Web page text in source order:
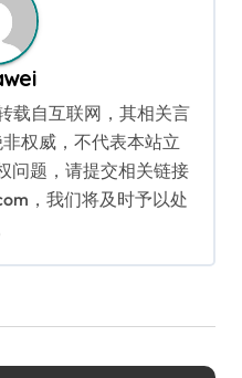
载自互联网，其相关言
权威，不代表本站立
问题，请提交相关链接
，我们将及时予以处